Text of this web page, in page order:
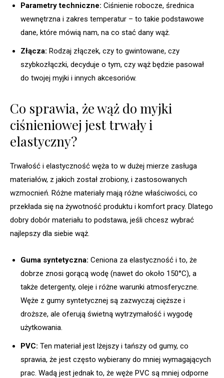
Parametry techniczne: Ciśnienie robocze, średnica
wewnętrzna i zakres temperatur – to takie podstawowe
dane, które mówią nam, na co stać dany wąż.
Złącza: Rodzaj złączek, czy to gwintowane, czy
szybkozłączki, decyduje o tym, czy wąż będzie pasował
do twojej myjki i innych akcesoriów.
Co sprawia, że wąż do myjki
ciśnieniowej jest trwały i
elastyczny?
Trwałość i elastyczność węża to w dużej mierze zasługa
materiałów, z jakich został zrobiony, i zastosowanych
wzmocnień. Różne materiały mają różne właściwości, co
przekłada się na żywotność produktu i komfort pracy. Dlatego
dobry dobór materiału to podstawa, jeśli chcesz wybrać
najlepszy dla siebie wąż.
Guma syntetyczna: Ceniona za elastyczność i to, że
dobrze znosi gorącą wodę (nawet do około 150°C), a
także detergenty, oleje i różne warunki atmosferyczne.
Węże z gumy syntetycznej są zazwyczaj cięższe i
droższe, ale oferują świetną wytrzymałość i wygodę
użytkowania.
PVC: Ten materiał jest lżejszy i tańszy od gumy, co
sprawia, że jest często wybierany do mniej wymagających
prac. Wadą jest jednak to, że węże PVC są mniej odporne